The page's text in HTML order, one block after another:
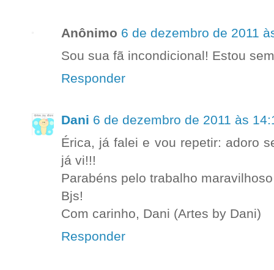
Anônimo 6 de dezembro de 2011
Sou sua fã incondicional! Estou
Responder
Dani 6 de dezembro de 2011 às
Érica, já falei e vou repetir: adoro
já vi!!!
Parabéns pelo trabalho
Bjs!
Com carinho, Dani (Artes by Dani)
Responder